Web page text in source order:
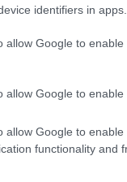
identifiers in apps.
allow Google to
allow Google to
allow Google to
functionality and